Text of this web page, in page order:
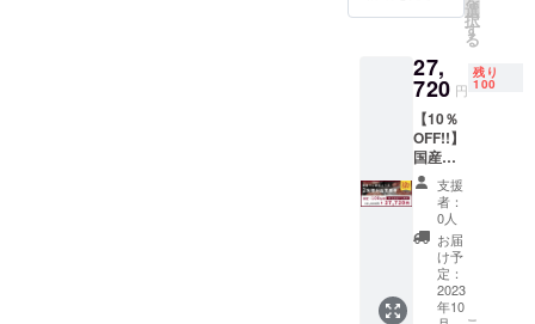
たい名
ださ
い。
HPへお
名前の
掲載が
可能で
す。
掲載期
間：
2023年
6月1
日〜
2024年
5月31日
ご希
望の場
お食事
券は
にてお
届けい
たしま
す。ご
予約時
に購入
時の情
報とナ
ンバー
をお伝
えくだ
2023年
9月（店
日を除
く） ※
こちら
のお食
事券に
ドリン
ク代は
含まれ
ており
ませ
ん。
当日は
お飲み
になっ
選
択
す
る
27,
720 円
残り
100
【10％
OFF!!】
国産ラ
ム肉の
コース
を食べ
られる
お食事
券で
す。 有
効期
支援
者：
0人
お届
け予
定：
2023
年10